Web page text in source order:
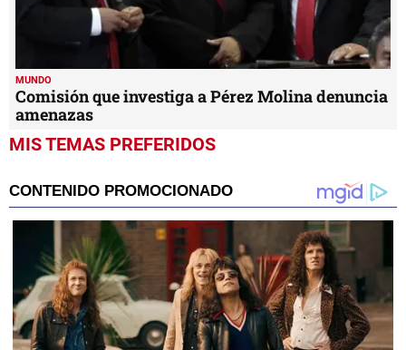
MUNDO
Comisión que investiga a Pérez Molina denuncia
amenazas
MIS TEMAS PREFERIDOS